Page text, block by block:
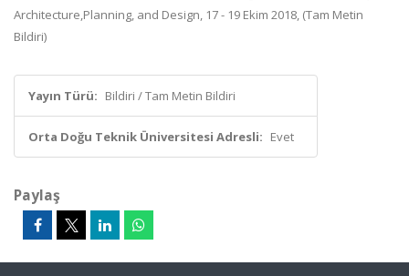
Architecture,Planning, and Design, 17 - 19 Ekim 2018, (Tam Metin
Bildiri)
Yayın Türü: Bildiri / Tam Metin Bildiri
Orta Doğu Teknik Üniversitesi Adresli: Evet
Paylaş